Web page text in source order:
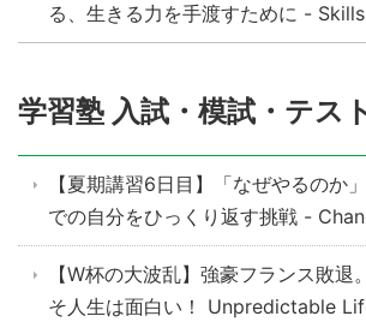
る、生きる力を手渡すために -
学習塾 入試・模試・テス
【夏期講習6日目】「なぜやるのか
での自分をひっくり返す挑戦 -
【W杯の大波乱】強豪フランス敗退
そ人生は面白い！ Unpredictable